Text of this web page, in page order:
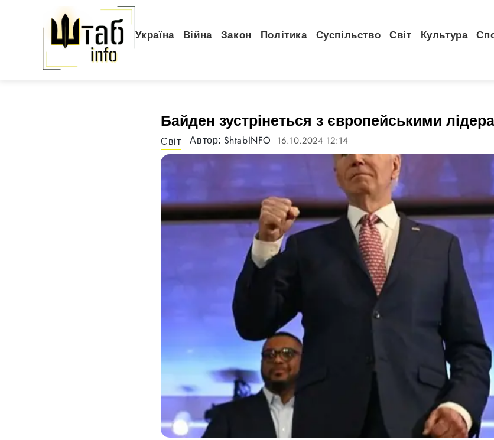
Україна Війна Закон Політика Суспільство Світ Культура
Байден зустрінеться з європейськими
Світ Автор: ShtabINFO 16.10.2024 12:14